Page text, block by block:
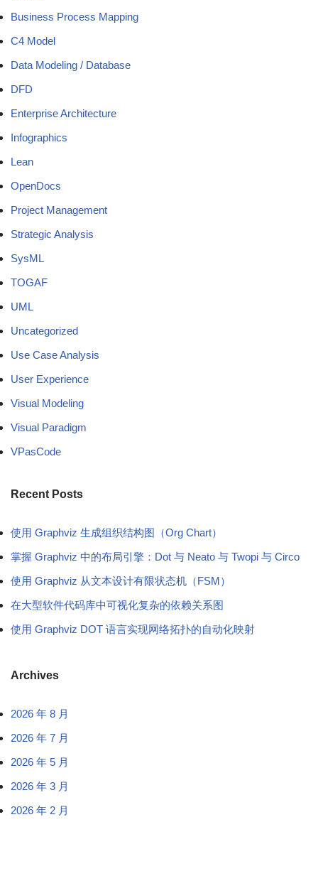
Business Process Mapping
C4 Model
Data Modeling / Database
DFD
Enterprise Architecture
Infographics
Lean
OpenDocs
Project Management
Strategic Analysis
SysML
TOGAF
UML
Uncategorized
Use Case Analysis
User Experience
Visual Modeling
Visual Paradigm
VPasCode
Recent Posts
使用 Graphviz 生成组织结构图（Org Chart）
掌握 Graphviz 中的布局引擎：Dot 与 Neato 与 Twopi 与 Circo
使用 Graphviz 从文本设计有限状态机（FSM）
在大型软件代码库中可视化复杂的依赖关系图
使用 Graphviz DOT 语言实现网络拓扑的自动化映射
Archives
2026 年 8 月
2026 年 7 月
2026 年 5 月
2026 年 3 月
2026 年 2 月